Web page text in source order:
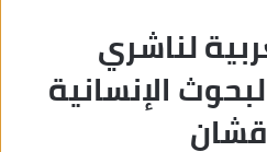
لناشري
الإنسانية